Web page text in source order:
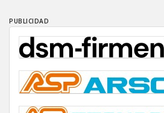
PUBLICIDAD